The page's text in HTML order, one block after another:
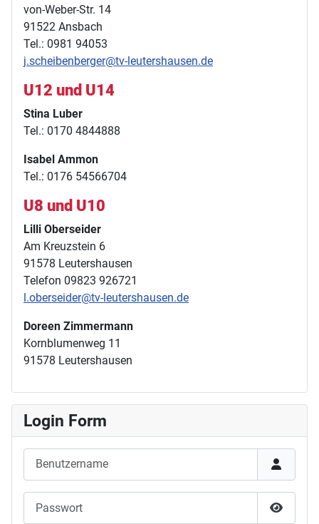
von-Weber-Str. 14
91522 Ansbach
Tel.: 0981 94053
j.scheibenberger@tv-leutershausen.de
U12 und U14
Stina Luber
Tel.: 0170 4844888
Isabel Ammon
Tel.: 0176 54566704
U8 und U10
Lilli Oberseider
Am Kreuzstein 6
91578 Leutershausen
Telefon 09823 926721
l.oberseider@tv-leutershausen.de
Doreen Zimmermann
Kornblumenweg 11
91578 Leutershausen
Login Form